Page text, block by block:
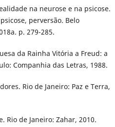
na neurose e na psicose.
perversão. Belo
p. 279-285.
da Rainha Vitória a Freud: a
Companhia das Letras, 1988.
Rio de Janeiro: Paz e Terra,
Rio de Janeiro: Zahar, 2010.